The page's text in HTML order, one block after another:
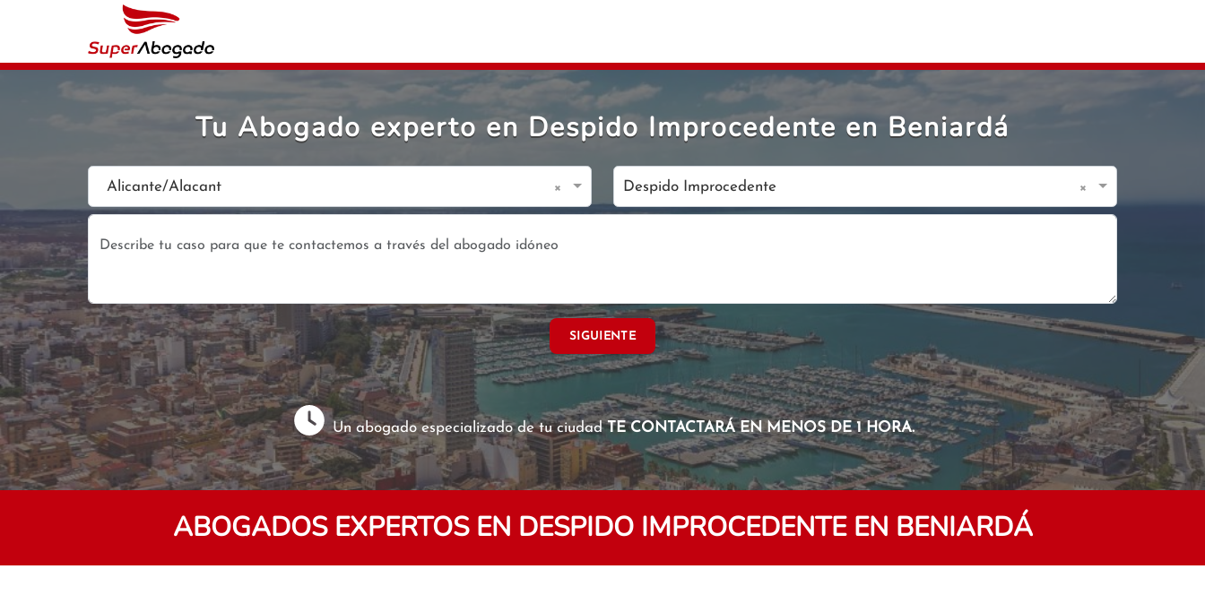
Tu Abogado experto en Despido Improcedente en Beniardá
Alicante/Alacant × Despido Improcedente ×
SIGUIENTE
Un abogado especializado de tu ciudadTE CONTACTARÁ EN MENOS DE 1 HORA.
ABOGADOS EXPERTOS EN DESPIDO IMPROCEDENTE EN BENIARDÁ